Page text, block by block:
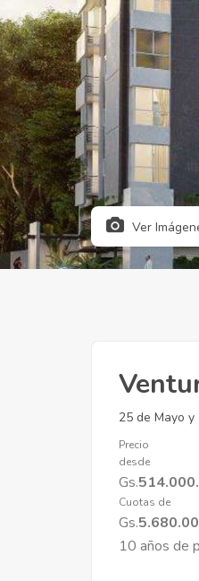
Ver
25 de Mayo y
Precio
desde
Gs.
Cuotas de
Gs.
10 años de